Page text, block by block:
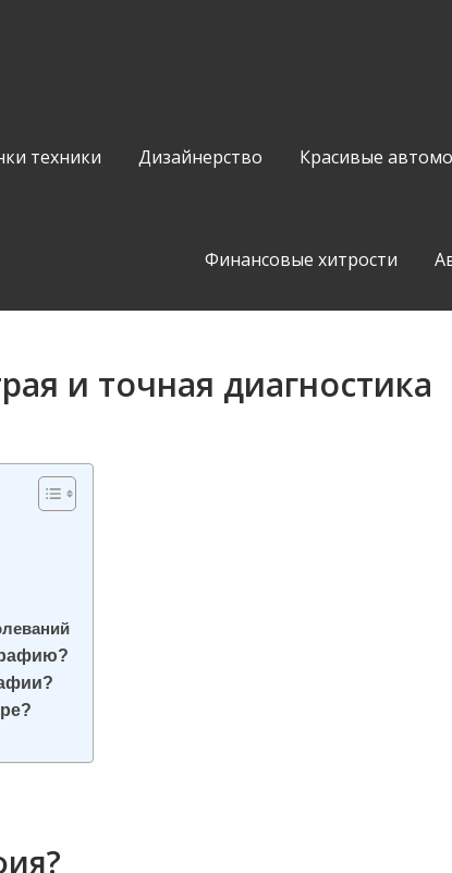
техники Дизайнерство Красивые
Финансовые хитрости
и точная диагностика